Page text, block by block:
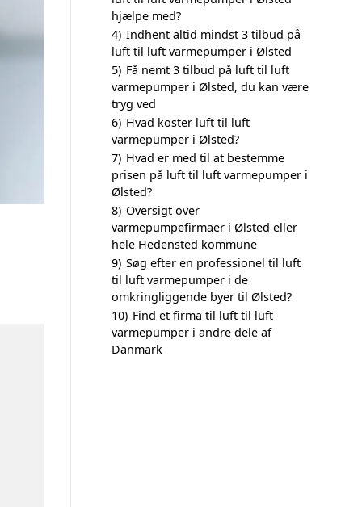
hjælpe med?
4) Indhent altid mindst 3 tilbud på
luft til luft varmepumper i Ølsted
5) Få nemt 3 tilbud på luft til luft
varmepumper i Ølsted, du kan være
tryg ved
6) Hvad koster luft til luft
varmepumper i Ølsted?
7) Hvad er med til at bestemme
prisen på luft til luft varmepumper i
Ølsted?
8) Oversigt over
varmepumpefirmaer i Ølsted eller
hele Hedensted kommune
9) Søg efter en professionel til luft
til luft varmepumper i de
omkringliggende byer til Ølsted?
10) Find et firma til luft til luft
varmepumper i andre dele af
Danmark